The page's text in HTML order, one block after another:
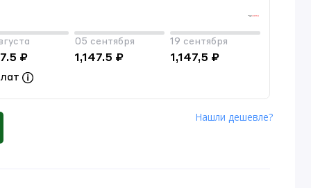
₽
05 сентября
1,147.5 ₽
19 сентября
1,147,5 ₽
Нашли дешевле?